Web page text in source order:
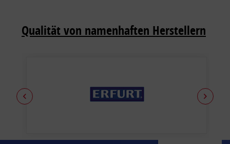
Qualität von namenhaften Herstellern